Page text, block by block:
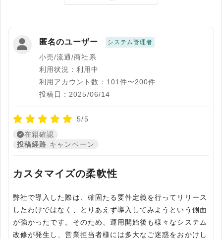
匿名のユーザー システム管理者
小売/流通/商社系
利用状況：利用中
利用アカウント数：101件〜200件
投稿日：2025/06/14
5/5
在籍確認
投稿経路 キャンペーン
カスタマイズの柔軟性
弊社で導入した際は、確固たる要件定義を行ってリリース
したわけではなく、とりあえず導入してみようという側面
が強かったです。そのため、運用開始後も様々なシステム
改修が発生し、営業担当者様には多大なご迷惑をおかけし